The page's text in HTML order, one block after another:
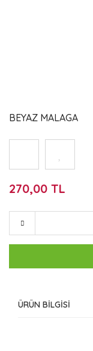
BEYAZ MALAGA
270,00 TL
ÜRÜN BİLGİSİ